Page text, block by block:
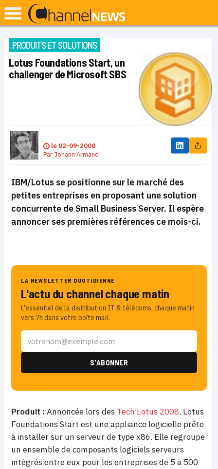
PRODUITS ET SOLUTIONS
Lotus Foundations Start, un
challenger de Microsoft SBS
le 02-09-2008
Par Johann Armand
IBM/Lotus se positionne sur le marché des
petites entreprises en proposant une solution
concurrente de Small Business Server. Il espère
annoncer ses premières références ce mois-ci.
LA NEWSLETTER QUOTIDIENNE
L'actu du channel chaque matin
L'essentiel de la distribution IT & télécoms, chaque matin
vers 7h dans votre boîte mail.
Produit : Annoncée lors des Tech’Lotus 2008, Lotus
Foundations Start est une appliance logicielle prête
à installer sur un serveur de type x86. Elle regroupe
un ensemble de composants logiciels serveurs
intégrés entre eux pour les entreprises de 5 à 500